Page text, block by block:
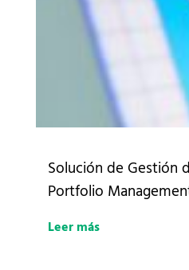
Solución de Gestión
Portfolio
Leer más